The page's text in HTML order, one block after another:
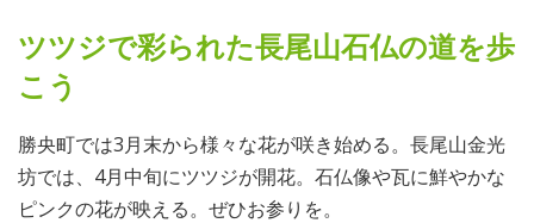
ツツジで彩られた長尾山石仏の道を歩
こう
勝央町では3月末から様々な花が咲き始める。長尾山金光
坊では、4月中旬にツツジが開花。石仏像や瓦に鮮やかな
ピンクの花が映える。ぜひお参りを。